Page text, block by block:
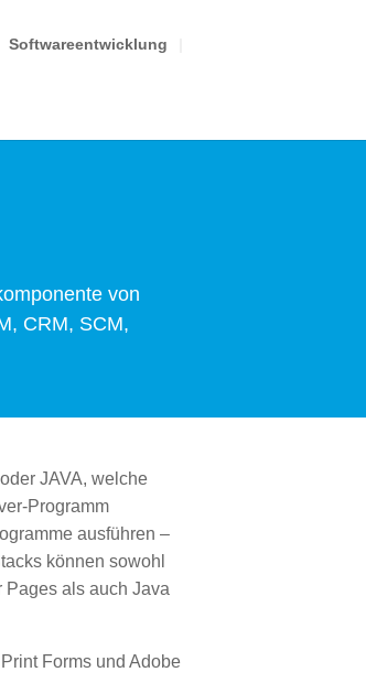
Softwareentwicklung
von
CRM, SCM,
JAVA, welche
Programm
ausführen –
können sowohl
als auch Java
Forms und Adobe